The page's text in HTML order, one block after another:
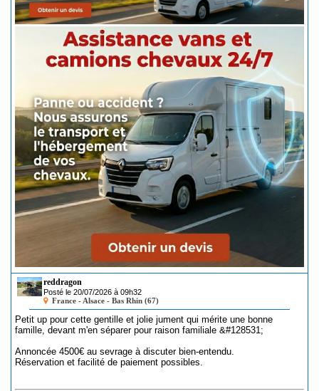
reddragon
Posté le 20/07/2026 à 09h32
France - Alsace - Bas Rhin (67)
Petit up pour cette gentille et jolie jument qui mérite une bonne
famille, devant m'en séparer pour raison familiale &#128531;
Annoncée 4500€ au sevrage à discuter bien-entendu.
Réservation et facilité de paiement possibles.